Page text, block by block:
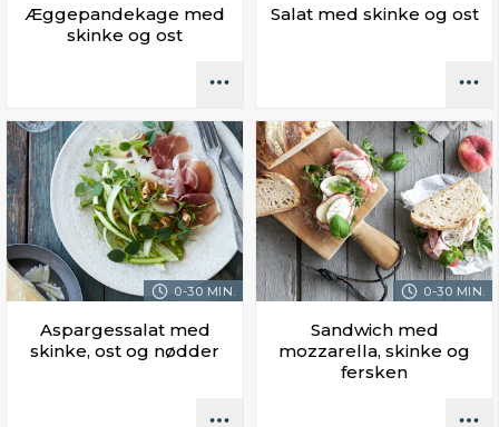
Æggepandekage med
skinke og ost
Salat med skinke og ost
0-30 MIN.
Aspargessalat med
skinke, ost og nødder
0-30 MIN.
Sandwich med
mozzarella, skinke og
fersken